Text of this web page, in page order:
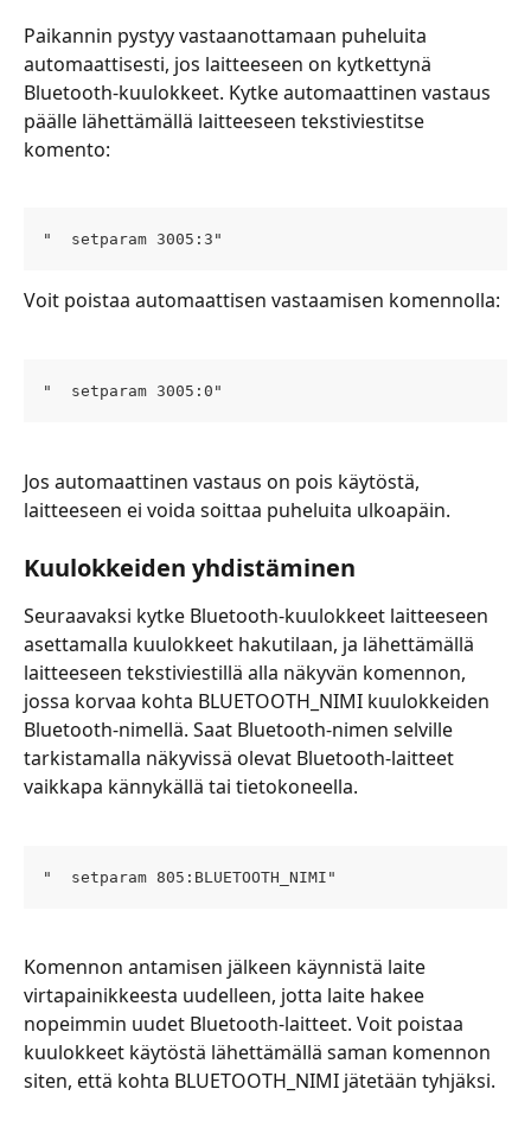
Paikannin pystyy vastaanottamaan puheluita
automaattisesti, jos laitteeseen on kytkettynä
Bluetooth-kuulokkeet. Kytke automaattinen vastaus
päälle lähettämällä laitteeseen tekstiviestitse
komento:
"  setparam 3005:3"
Voit poistaa automaattisen vastaamisen komennolla:
"  setparam 3005:0"
Jos automaattinen vastaus on pois käytöstä,
laitteeseen ei voida soittaa puheluita ulkoapäin.
Kuulokkeiden yhdistäminen
Seuraavaksi kytke Bluetooth-kuulokkeet laitteeseen
asettamalla kuulokkeet hakutilaan, ja lähettämällä
laitteeseen tekstiviestillä alla näkyvän komennon,
jossa korvaa kohta BLUETOOTH_NIMI kuulokkeiden
Bluetooth-nimellä. Saat Bluetooth-nimen selville
tarkistamalla näkyvissä olevat Bluetooth-laitteet
vaikkapa kännykällä tai tietokoneella.
"  setparam 805:BLUETOOTH_NIMI"
Komennon antamisen jälkeen käynnistä laite
virtapainikkeesta uudelleen, jotta laite hakee
nopeimmin uudet Bluetooth-laitteet. Voit poistaa
kuulokkeet käytöstä lähettämällä saman komennon
siten, että kohta BLUETOOTH_NIMI jätetään tyhjäksi.